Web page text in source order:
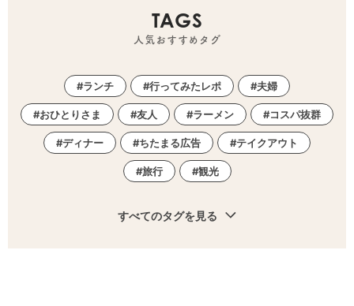
TAGS
人気おすすめタグ
ランチ 行ってみたレポ 夫婦
おひとりさま 友人 ラーメン コスパ抜群
ディナー ちたまる広告 テイクアウト
旅行 観光
すべてのタグを見る